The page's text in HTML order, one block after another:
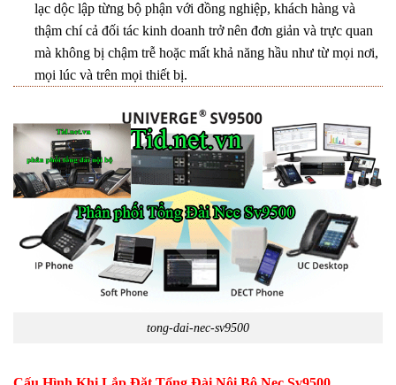
lạc dộc lập từng bộ phận với đồng nghiệp, khách hàng và
thậm chí cả đối tác kinh doanh trở nên đơn giản và trực quan
mà không bị chậm trễ hoặc mất khả năng hầu như từ mọi nơi,
mọi lúc và trên mọi thiết bị.
tong-dai-nec-sv9500